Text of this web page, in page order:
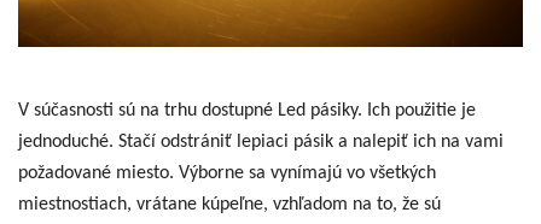
V súčasnosti sú na trhu dostupné Led pásiky. Ich použitie je
jednoduché. Stačí odstrániť lepiaci pásik a nalepiť ich na vami
požadované miesto. Výborne sa vynímajú vo všetkých
miestnostiach, vrátane kúpeľne, vzhľadom na to, že sú